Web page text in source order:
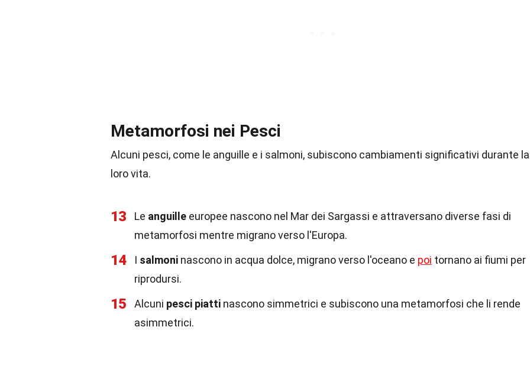
Metamorfosi nei Pesci
Alcuni pesci, come le anguille e i salmoni, subiscono cambiamenti significativi durante la
loro vita.
13 Le anguille europee nascono nel Mar dei Sargassi e attraversano diverse fasi di
metamorfosi mentre migrano verso l'Europa.
14 I salmoni nascono in acqua dolce, migrano verso l'oceano e poi tornano ai fiumi per
riprodursi.
15 Alcuni pesci piatti nascono simmetrici e subiscono una metamorfosi che li rende
asimmetrici.